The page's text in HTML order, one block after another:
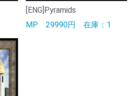
[ENG]Pyramids
MP 29990円 在庫：1